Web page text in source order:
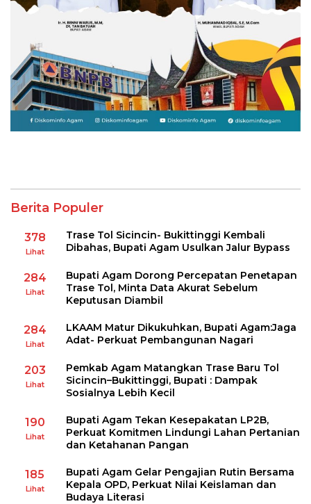
Berita Populer
378
Lihat
Trase Tol Sicincin- Bukittinggi Kembali
Dibahas, Bupati Agam Usulkan Jalur Bypass
284
Lihat
Bupati Agam Dorong Percepatan Penetapan
Trase Tol, Minta Data Akurat Sebelum
Keputusan Diambil
284
Lihat
LKAAM Matur Dikukuhkan, Bupati Agam:Jaga
Adat- Perkuat Pembangunan Nagari
203
Lihat
Pemkab Agam Matangkan Trase Baru Tol
Sicincin–Bukittinggi, Bupati : Dampak
Sosialnya Lebih Kecil
190
Lihat
Bupati Agam Tekan Kesepakatan LP2B,
Perkuat Komitmen Lindungi Lahan Pertanian
dan Ketahanan Pangan
185
Lihat
Bupati Agam Gelar Pengajian Rutin Bersama
Kepala OPD, Perkuat Nilai Keislaman dan
Budaya Literasi